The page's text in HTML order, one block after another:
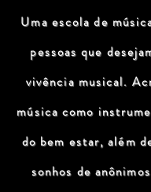
Uma escola de
pessoas que
vivência musical.
música como
do bem estar, além
sonhos de